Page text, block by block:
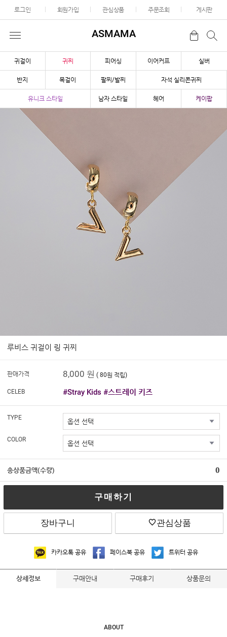
로그인 회원가입 관심상품 주문조회 게시판
ASMAMA
귀걸이 귀찌 피어싱 이어커프 실버
반지 목걸이 팔찌/발찌 자석 실리콘귀찌
유니크 스타일 남자 스타일 헤어 케이팝
루비스 귀걸이 링 귀찌
판매가격 8,000 원 ( 80원 적립)
CELEB #Stray Kids #스트레이 키즈
TYPE
COLOR
총상품금액(수량) 0
구매하기
장바구니 관심상품
카카오톡 공유 페이스북 공유 트위터 공유
상세정보 구매안내 구매후기 상품문의
ABOUT